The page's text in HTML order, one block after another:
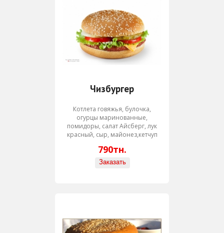
Чизбургер
Котлета говяжья, булочка,
огурцы маринованные,
помидоры, салат Айсберг, лук
красный, сыр, майонез,кетчуп
790тн.